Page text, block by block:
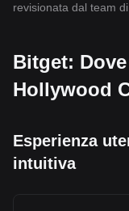
revisionata dal team
Bitget:
Hollywood
Esperienza
intuitiva